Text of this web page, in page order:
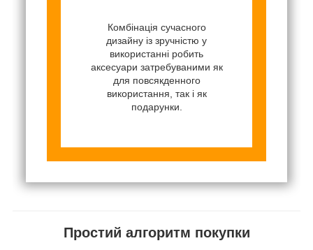
Комбінація сучасного
дизайну із зручністю у
використанні робить
аксесуари затребуваними як
для повсякденного
використання, так і як
подарунки.
Простий алгоритм покупки